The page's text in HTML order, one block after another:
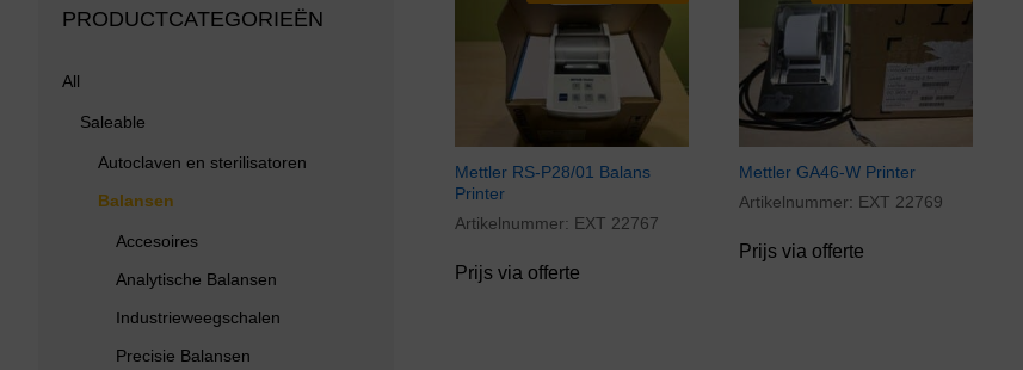
Mettler RS-P28/01 Balans
Printer
Artikelnummer: EXT 22767
Prijs via offerte
Mettler GA46-W Printer
Artikelnummer: EXT 22769
Prijs via offerte
PRODUCTCATEGORIEËN
All
Saleable
Autoclaven en sterilisatoren
Balansen
Accesoires
Analytische Balansen
Industrieweegschalen
Precisie Balansen